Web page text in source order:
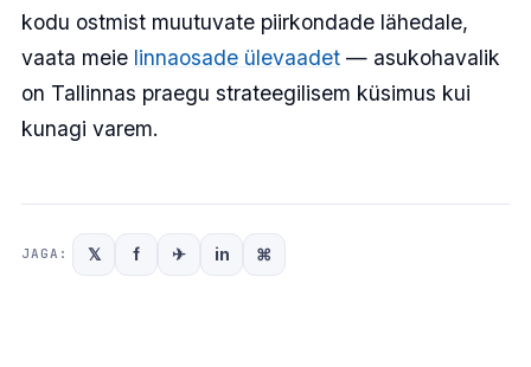
kodu ostmist muutuvate piirkondade lähedale,
vaata meie linnaosade ülevaadet — asukohavalik
on Tallinnas praegu strateegilisem küsimus kui
kunagi varem.
JAGA: 𝕏 f ✈ in ⌘